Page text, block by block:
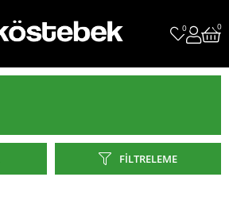
0 0
FILTRELEME